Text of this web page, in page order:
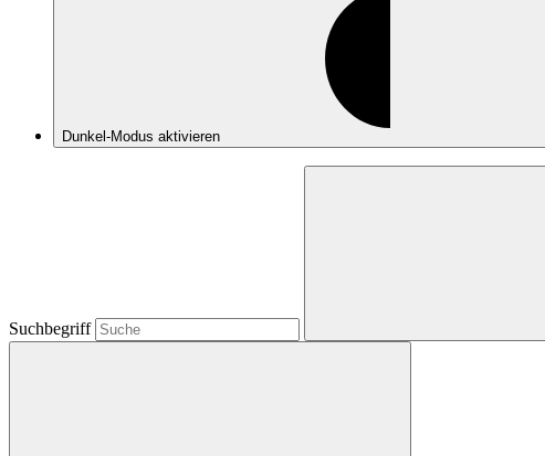
Dunkel-Modus aktivieren
Suchbegriff